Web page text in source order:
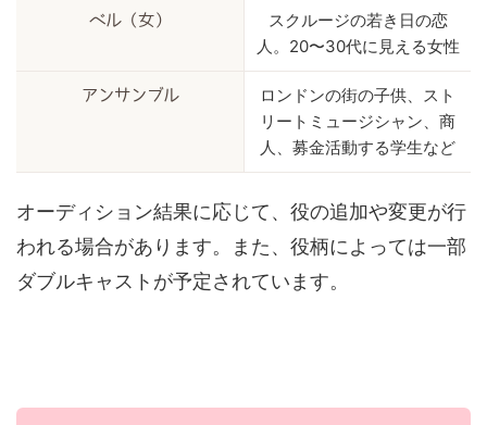
ベル（女）
スクルージの若き日の恋
人。20〜30代に見える女性
アンサンブル
ロンドンの街の子供、スト
リートミュージシャン、商
人、募金活動する学生など
オーディション結果に応じて、役の追加や変更が行
われる場合があります。また、役柄によっては一部
ダブルキャストが予定されています。